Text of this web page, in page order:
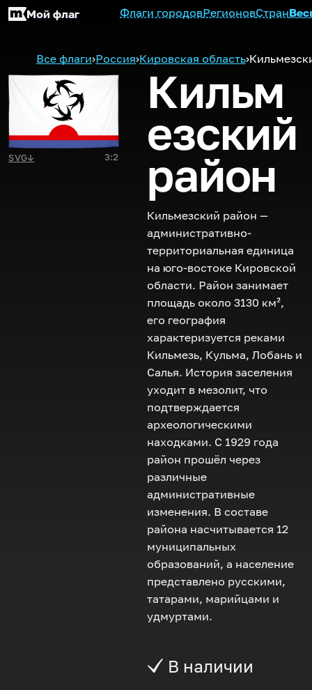
Мой флаг Флаги городовРегионовСтран
Все флаги›Россия›Кировская область›
SVG↓ 3:2
Кильм
езский
район
Кильмезский район —
административно-
территориальная единица
на юго-востоке Кировской
области. Район занимает
площадь около 3130 км²,
его география
характеризуется реками
Кильмезь, Кульма, Лобань и
Салья. История заселения
уходит в мезолит, что
подтверждается
археологическими
находками. С 1929 года
район прошёл через
различные
административные
изменения. В составе
района насчитывается 12
муниципальных
образований, а население
представлено русскими,
татарами, марийцами и
удмуртами.
В наличии